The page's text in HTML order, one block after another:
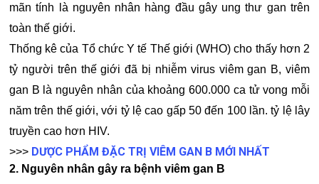
mãn tính là nguyên nhân hàng đầu gây ung thư gan trên
toàn thế giới.
Thống kê của Tổ chức Y tế Thế giới (WHO) cho thấy hơn 2
tỷ người trên thế giới đã bị nhiễm virus viêm gan B, viêm
gan B là nguyên nhân của khoảng 600.000 ca tử vong mỗi
năm trên thế giới, với tỷ lệ cao gấp 50 đến 100 lần. tỷ lệ lây
truyền cao hơn HIV.
>>> DƯỢC PHẨM ĐẶC TRỊ VIÊM GAN B MỚI NHẤT
2. Nguyên nhân gây ra bệnh viêm gan B